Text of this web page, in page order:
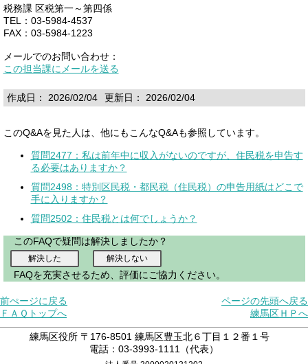
税務課 区税第一～第四係
TEL：03-5984-4537
FAX：03-5984-1223
メールでのお問い合わせ：
この担当課にメールを送る
作成日： 2026/02/04 更新日： 2026/02/04
このQ&Aを見た人は、他にもこんなQ&Aも参照しています。
質問2477：私は前年中に収入がないのですが、住民税を申告す
る必要はありますか？
質問2498：特別区民税・都民税（住民税）の申告用紙はどこで
手に入りますか？
質問2502：住民税とは何でしょうか？
このFAQで疑問は解決しましたか？
FAQを充実させるため、評価にご協力ください。
前ぺージに戻る
ページの先頭へ戻る
ＦＡＱトップへ
練馬区ＨＰへ
練馬区役所 〒176-8501 練馬区豊玉北６丁目１２番１号
電話：03-3993-1111（代表）